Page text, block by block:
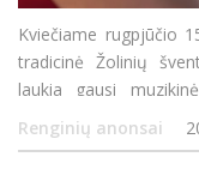
Kviečiame rugpjūčio
tradicinė Žolinių
laukia gausi
Panevėžio rajono bei
ir jaukios va
Renginių anonsai